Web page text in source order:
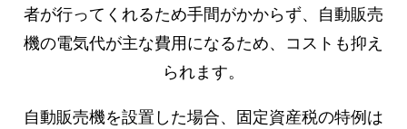
者が行ってくれるため手間がかからず、自動販売
機の電気代が主な費用になるため、コストも抑え
られます。
自動販売機を設置した場合、固定資産税の特例は